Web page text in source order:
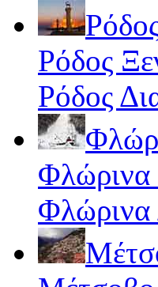
Ρόδος
Ρόδος
Φλώρινα
Φλώρινα